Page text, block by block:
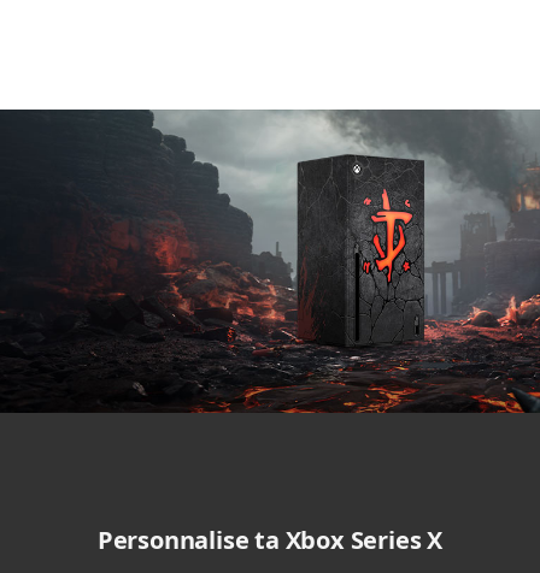
DOOM:
The Dark Ages
Personnalise ta Xbox Series X